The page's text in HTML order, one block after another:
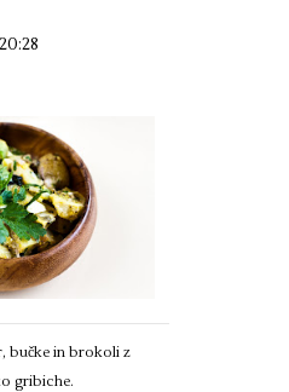
20:28
bučke in brokoli z
gribiche.